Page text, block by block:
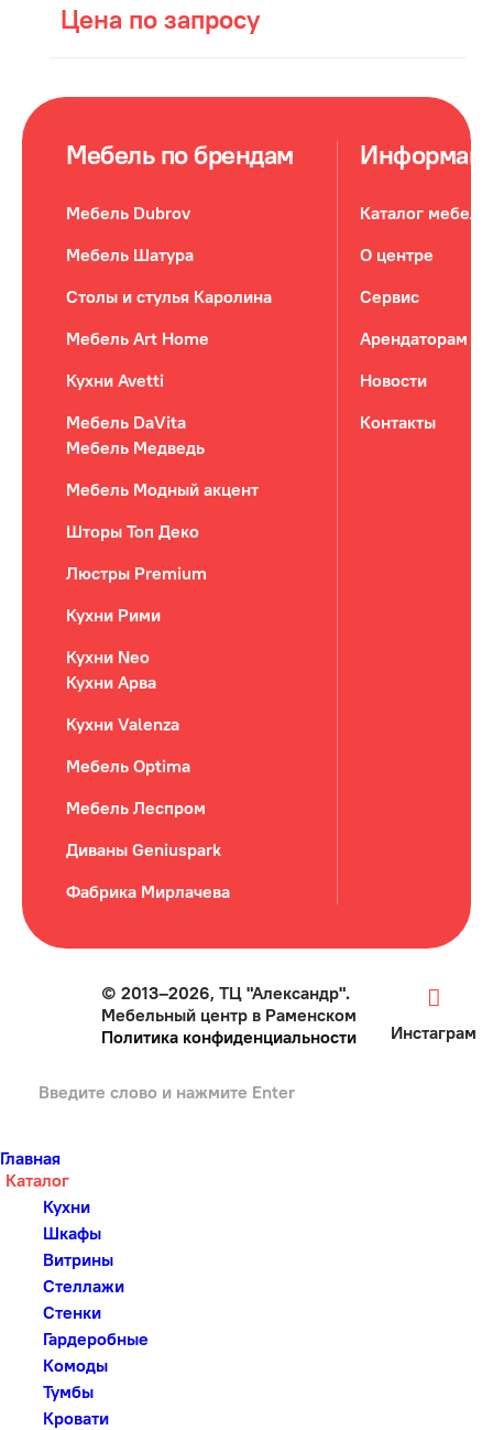
Цена по запросу
Мебель по брендам
Мебель Dubrov
Мебель Шатура
Столы и стулья Каролина
Мебель Art Home
Кухни Avetti
Мебель DaVita
Мебель Медведь
Мебель Модный акцент
Шторы Топ Деко
Люстры Premium
Кухни Рими
Кухни Neo
Кухни Арва
Кухни Valenza
Мебель Optima
Мебель Леспром
Диваны Geniuspark
Фабрика Мирлачева
Каталог мебели
О центре
Сервис
Арендаторам
Новости
Контакты
© 2013–2026, ТЦ "Александр".
Мебельный центр в Раменском
Политика конфиденциальности
Инстаграм
Главная
Каталог
Кухни
Шкафы
Витрины
Стеллажи
Стенки
Гардеробные
Комоды
Тумбы
Кровати